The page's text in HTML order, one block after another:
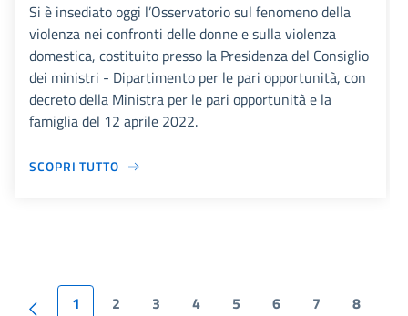
Si è insediato oggi l’Osservatorio sul fenomeno della
violenza nei confronti delle donne e sulla violenza
domestica, costituito presso la Presidenza del Consiglio
dei ministri - Dipartimento per le pari opportunità, con
decreto della Ministra per le pari opportunità e la
famiglia del 12 aprile 2022.
SCOPRI TUTTO
1 2 3 4 5 6 7 8